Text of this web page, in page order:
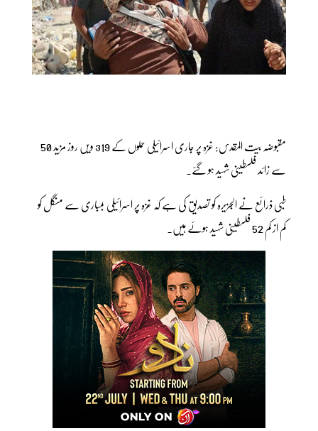
مقبوضہ بیت المقدس: غزہ پر جاری اسرائیلی حملوں کے 319 ویں روز مزید 50
سے زائد فلسطینی شہید ہو گئے۔
طبی ذرائع نے الجزیرہ کو تصدیق کی ہے کہ غزہ پر اسرائیلی بمباری سے منگل کو
کم از کم 52 فلسطینی شہید ہوئے ہیں۔